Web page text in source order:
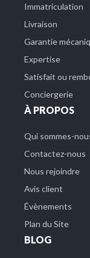
Immatriculation
Livraison
Garantie
Expertise
Satisfait ou
Conciergerie
À PROPOS
Qui sommes-
Contactez-nous
Nous rejoindre
Avis client
Évènements
Plan du Site
BLOG